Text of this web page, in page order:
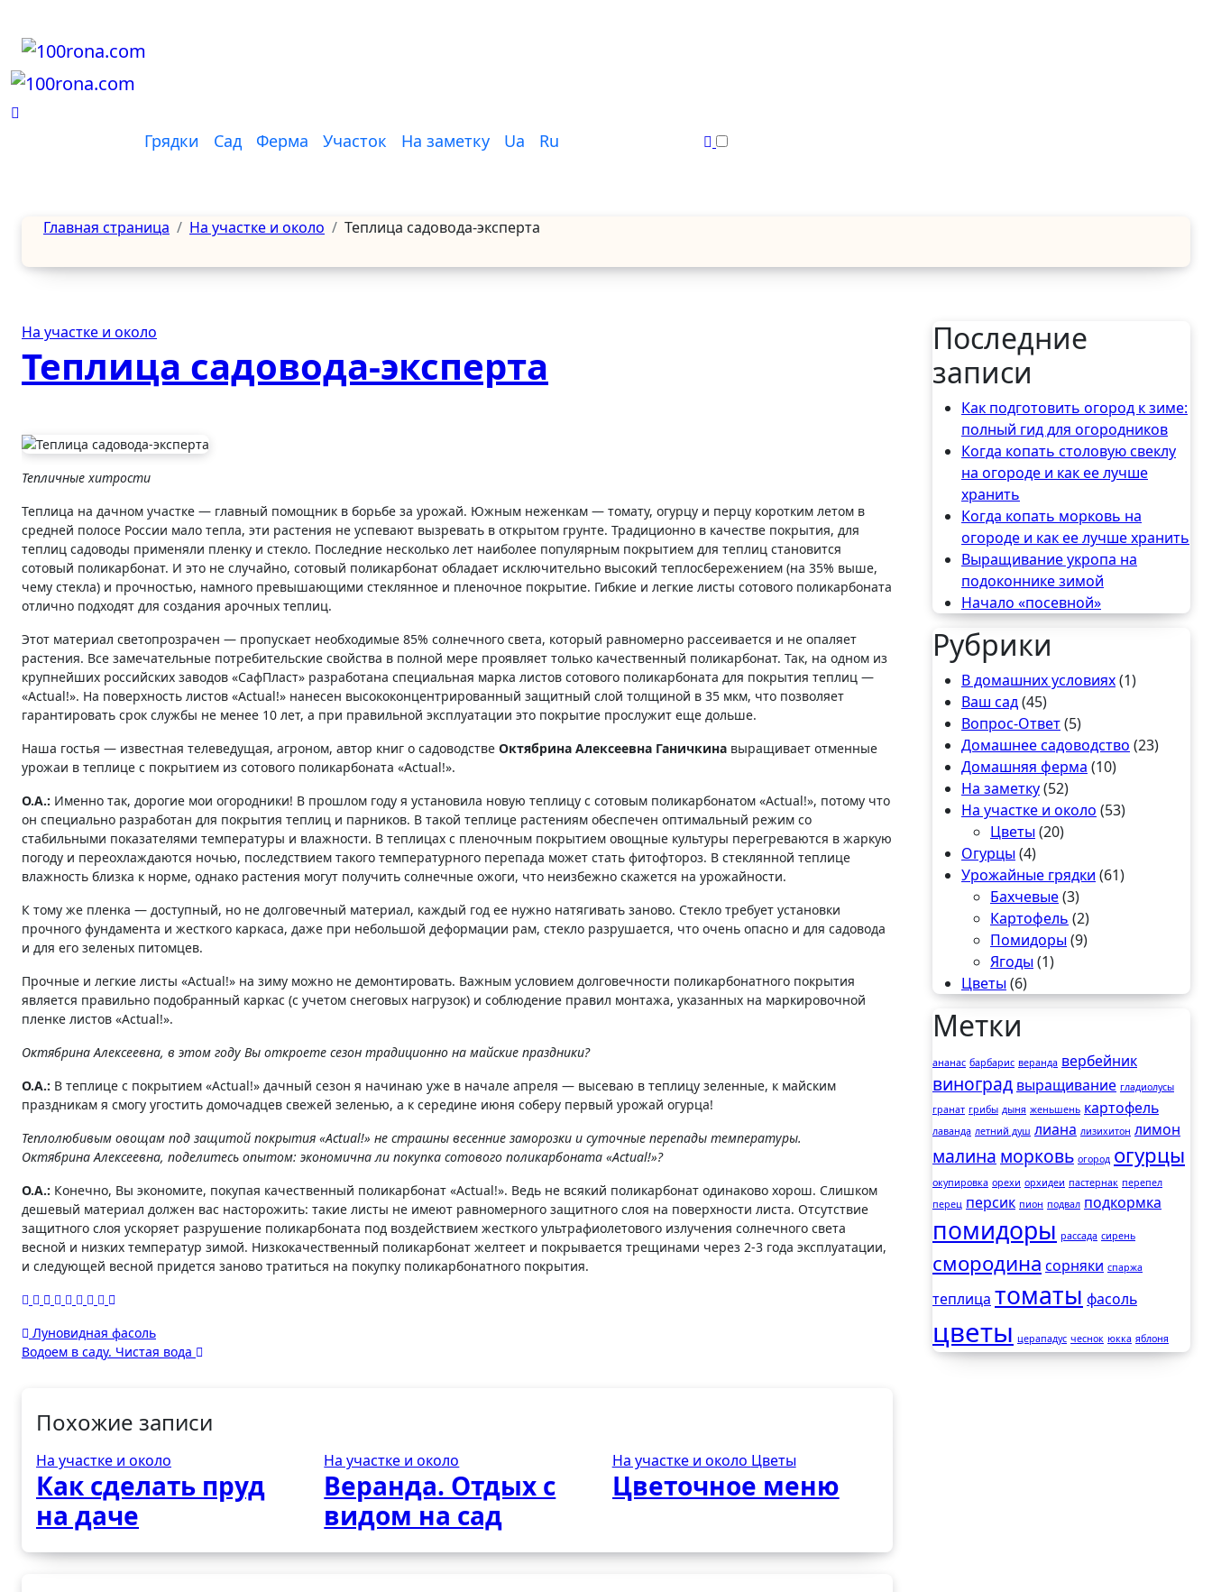
содержанию
Грядки Сад Ферма Участок На заметку Ua Ru
Главная страница На участке и около Теплица садовода-эксперта
На участке и около
Теплица садовода-эксперта
Тепличные хитрости
Теплица на дачном участке — главный помощник в борьбе за урожай. Южным неженкам — томату, огурцу и перцу коротким летом в
средней полосе России мало тепла, эти растения не успевают вызревать в открытом грунте. Традиционно в качестве покрытия, для
теплиц садоводы применяли пленку и стекло. Последние несколько лет наиболее популярным покрытием для теплиц становится
сотовый поликарбонат. И это не случайно, сотовый поликарбонат обладает исключительно высокий теплосбережением (на 35% выше,
чему стекла) и прочностью, намного превышающими стеклянное и пленочное покрытие. Гибкие и легкие листы сотового поликарбоната
отлично подходят для создания арочных теплиц.
Этот материал светопрозрачен — пропускает необходимые 85% солнечного света, который равномерно рассеивается и не опаляет
растения. Все замечательные потребительские свойства в полной мере проявляет только качественный поликарбонат. Так, на одном из
крупнейших российских заводов «СафПласт» разработана специальная марка листов сотового поликарбоната для покрытия теплиц —
«Actual!». На поверхность листов «Actual!» нанесен высококонцентрированный защитный слой толщиной в 35 мкм, что позволяет
гарантировать срок службы не менее 10 лет, а при правильной эксплуатации это покрытие прослужит еще дольше.
Наша гостья — известная телеведущая, агроном, автор книг о садоводстве Октябрина Алексеевна Ганичкина выращивает отменные
урожаи в теплице с покрытием из сотового поликарбоната «Actual!».
О.А.: Именно так, дорогие мои огородники! В прошлом году я установила новую теплицу с сотовым поликарбонатом «Actual!», потому что
он специально разработан для покрытия теплиц и парников. В такой теплице растениям обеспечен оптимальный режим со
стабильными показателями температуры и влажности. В теплицах с пленочным покрытием овощные культуры перегреваются в жаркую
погоду и переохлаждаются ночью, последствием такого температурного перепада может стать фитофтороз. В стеклянной теплице
влажность близка к норме, однако растения могут получить солнечные ожоги, что неизбежно скажется на урожайности.
К тому же пленка — доступный, но не долговечный материал, каждый год ее нужно натягивать заново. Стекло требует установки
прочного фундамента и жесткого каркаса, даже при небольшой деформации рам, стекло разрушается, что очень опасно и для садовода
и для его зеленых питомцев.
Прочные и легкие листы «Actual!» на зиму можно не демонтировать. Важным условием долговечности поликарбонатного покрытия
является правильно подобранный каркас (с учетом снеговых нагрузок) и соблюдение правил монтажа, указанных на маркировочной
пленке листов «Actual!».
Октябрина Алексеевна, в этом году Вы откроете сезон традиционно на майские праздники?
О.А.: В теплице с покрытием «Actual!» дачный сезон я начинаю уже в начале апреля — высеваю в теплицу зеленные, к майским
праздникам я смогу угостить домочадцев свежей зеленью, а к середине июня соберу первый урожай огурца!
Теплолюбивым овощам под защитой покрытия «Actual!» не страшны весенние заморозки и суточные перепады температуры.
Октябрина Алексеевна, поделитесь опытом: экономична ли покупка сотового поликарбоната «Actual!»?
О.А.: Конечно, Вы экономите, покупая качественный поликарбонат «Actual!». Ведь не всякий поликарбонат одинаково хорош. Слишком
дешевый материал должен вас насторожить: такие листы не имеют равномерного защитного слоя на поверхности листа. Отсутствие
защитного слоя ускоряет разрушение поликарбоната под воздействием жесткого ультрафиолетового излучения солнечного света
весной и низких температур зимой. Низкокачественный поликарбонат желтеет и покрывается трещинами через 2-3 года эксплуатации,
и следующей весной придется заново тратиться на покупку поликарбонатного покрытия.
Навигация
записям
Луновидная фасоль
Водоем в саду. Чистая вода
Похожие записи
На участке и около
Как сделать пруд
на даче
На участке и около
Веранда. Отдых с
видом на сад
На участке и около Цветы
Цветочное меню
Последние
записи
Как подготовить огород к зиме:
полный гид для огородников
Когда копать столовую свеклу
на огороде и как ее лучше
хранить
Когда копать морковь на
огороде и как ее лучше хранить
Выращивание укропа на
подоконнике зимой
Начало «посевной»
Рубрики
В домашних условиях(1)
Ваш сад(45)
Вопрос-Ответ(5)
Домашнее садоводство (23)
Домашняя ферма (10)
На заметку(52)
На участке и около (53)
Цветы(20)
Огурцы(4)
Урожайные грядки (61)
Бахчевые(3)
Картофель (2)
Помидоры(9)
Ягоды(1)
Цветы(6)
Метки
ананас барбарис веранда вербейник
виноград выращивание гладиолусы
гранат грибы дыня женьшень картофель
лаванда летний душ лиана лизихитон лимон
малина морковь огород огурцы
окупировка орехи орхидеи пастернак перепел
перец персик пион подвал подкормка
помидоры рассада сирень
смородина сорняки спаржа
теплица томаты фасоль
цветы церападус чеснок юкка яблоня